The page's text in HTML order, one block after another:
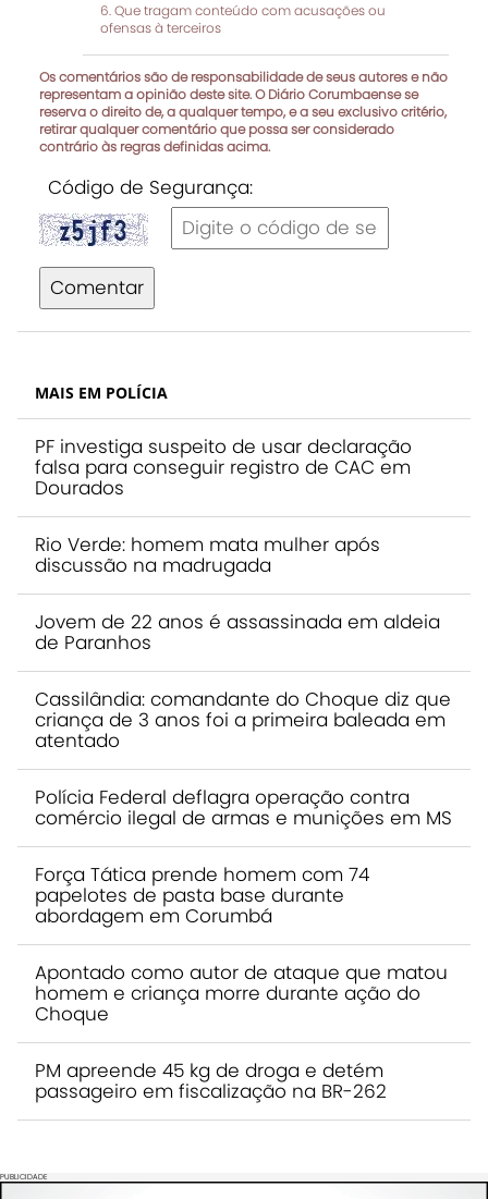
Que tragam conteúdo com acusações ou
ofensas à terceiros
Os comentários são de responsabilidade de seus autores e não
representam a opinião deste site. O Diário Corumbaense se
reserva o direito de, a qualquer tempo, e a seu exclusivo critério,
retirar qualquer comentário que possa ser considerado
contrário às regras definidas acima.
Código de Segurança:
Comentar
MAIS EM POLÍCIA
PF investiga suspeito de usar declaração
falsa para conseguir registro de CAC em
Dourados
Rio Verde: homem mata mulher após
discussão na madrugada
Jovem de 22 anos é assassinada em aldeia
de Paranhos
Cassilândia: comandante do Choque diz que
criança de 3 anos foi a primeira baleada em
atentado
Polícia Federal deflagra operação contra
comércio ilegal de armas e munições em MS
Força Tática prende homem com 74
papelotes de pasta base durante
abordagem em Corumbá
Apontado como autor de ataque que matou
homem e criança morre durante ação do
Choque
PM apreende 45 kg de droga e detém
passageiro em fiscalização na BR-262
PUBLICIDADE